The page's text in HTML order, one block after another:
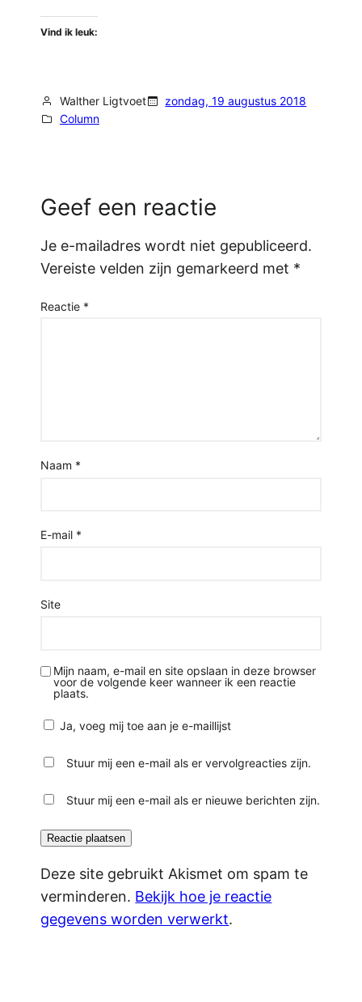
Vind ik leuk:
Walther Ligtvoet
zondag, 19 augustus 2018
Column
Geef een reactie
Je e-mailadres wordt niet gepubliceerd.
Vereiste velden zijn gemarkeerd met *
Reactie *
Naam *
E-mail *
Site
Mijn naam, e-mail en site opslaan in deze browser
voor de volgende keer wanneer ik een reactie
plaats.
Ja, voeg mij toe aan je e-maillijst
Stuur mij een e-mail als er vervolgreacties zijn.
Stuur mij een e-mail als er nieuwe berichten zijn.
Deze site gebruikt Akismet om spam te
verminderen. Bekijk hoe je reactie
gegevens worden verwerkt.